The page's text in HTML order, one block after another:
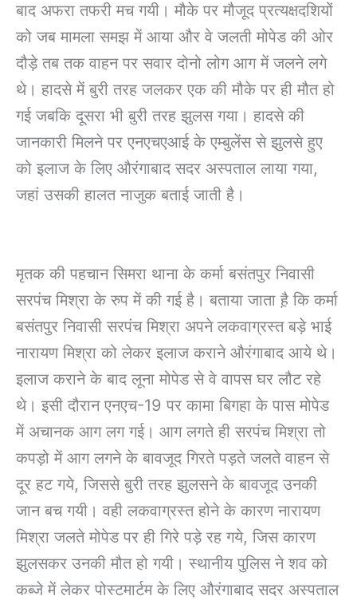
बाद अफरा तफरी मच गयी। मौके पर मौजूद प्रत्यक्षदशियों
को जब मामला समझ में आया और वे जलती मोपेड की ओर
दौड़े तब तक वाहन पर सवार दोनो लोग आग में जलने लगे
थे। हादसे में बुरी तरह जलकर एक की मौके पर ही मौत हो
गई जबकि दूसरा भी बुरी तरह झुलस गया। हादसे की
जानकारी मिलने पर एनएचएआई के एम्बुलेंस से झुलसे हुए
को इलाज के लिए औरंगाबाद सदर अस्पताल लाया गया,
जहां उसकी हालत नाजुक बताई जाती है।
मृतक की पहचान सिमरा थाना के कर्मा बसंतपुर निवासी
सरपंच मिश्रा के रुप में की गई है। बताया जाता ह़ै कि कर्मा
बसंतपुर निवासी सरपंच मिश्रा अपने लकवाग्रस्त बड़े भाई
नारायण मिश्रा को लेकर इलाज कराने औरंगाबाद आये थे।
इलाज कराने के बाद लूना मोपेड से वे वापस घर लौट रहे
थे। इसी दौरान एनएच-19 पर कामा बिगहा के पास मोपेड
में अचानक आग लग गई। आग लगते ही सरपंच मिश्रा तो
कपड़ो में आग लगने के बावजूद गिरते पड़ते जलते वाहन से
दूर हट गये, जिससे बुरी तरह झुलसने के बावजूद उनकी
जान बच गयी। वही लकवाग्रस्त होने के कारण नारायण
मिश्रा जलते मोपेड पर ही गिरे पड़े रह गये, जिस कारण
झुलसकर उनकी मौत हो गयी। स्थानीय पुलिस ने शव को
कब्जे में लेकर पोस्टमार्टम के लिए औरंगाबाद सदर अस्पताल